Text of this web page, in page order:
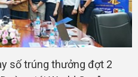
số trúng thưởng đợt 2